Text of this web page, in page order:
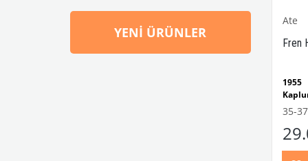
YENI ÜRÜNLER
Ate
Fren
.35-